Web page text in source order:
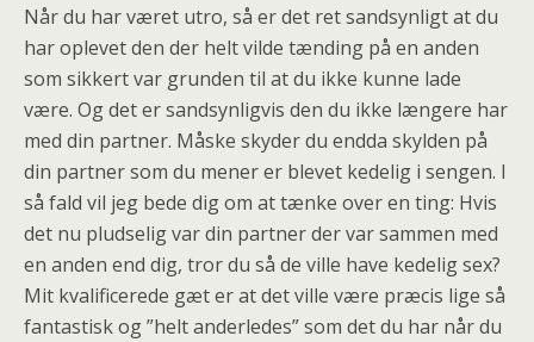
Når du har været utro, så er det ret sandsynligt at du
har oplevet den der helt vilde tænding på en anden
som sikkert var grunden til at du ikke kunne lade
være. Og det er sandsynligvis den du ikke længere har
med din partner. Måske skyder du endda skylden på
din partner som du mener er blevet kedelig i sengen. I
så fald vil jeg bede dig om at tænke over en ting: Hvis
det nu pludselig var din partner der var sammen med
en anden end dig, tror du så de ville have kedelig sex?
Mit kvalificerede gæt er at det ville være præcis lige så
fantastisk og ”helt anderledes” som det du har når du